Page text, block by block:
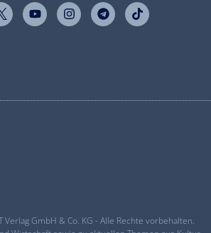
Verlag GmbH & Co. KG - Alle Rechte vorbehalten.